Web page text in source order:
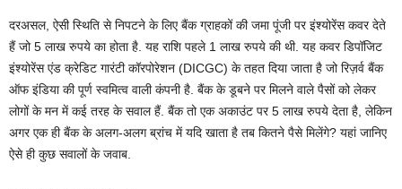
दरअसल, ऐसी स्थिति से निपटने के लिए बैंक ग्राहकों की जमा पूंजी पर इंश्योरेंस कवर देते
हैं जो 5 लाख रुपये का होता है. यह राशि पहले 1 लाख रुपये की थी. यह कवर डिपॉजिट
इंश्योरेंस एंड क्रेडिट गारंटी कॉरपोरेशन (DICGC) के तहत दिया जाता है जो रिज़र्व बैंक
ऑफ इंडिया की पूर्ण स्वमित्व वाली कंपनी है. बैंक के डूबने पर मिलने वाले पैसों को लेकर
लोगों के मन में कई तरह के सवाल हैं. बैंक तो एक अकाउंट पर 5 लाख रुपये देता है, लेकिन
अगर एक ही बैंक के अलग-अलग ब्रांच में यदि खाता है तब कितने पैसे मिलेंगे? यहां जानिए
ऐसे ही कुछ सवालों के जवाब.